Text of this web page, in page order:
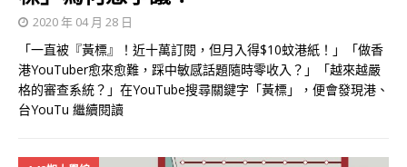
2020 年 04 月 28 日
「一直被『黃標』！近十萬訂閱，但月入得$10蚊港紙！」「做香
港YouTuber愈來愈難，踩中敏感話題隨時零收入？」「越來越嚴
格的審查系統？」在YouTube搜尋關鍵字「黃標」，便會發現港、
台YouTu 繼續閱讀